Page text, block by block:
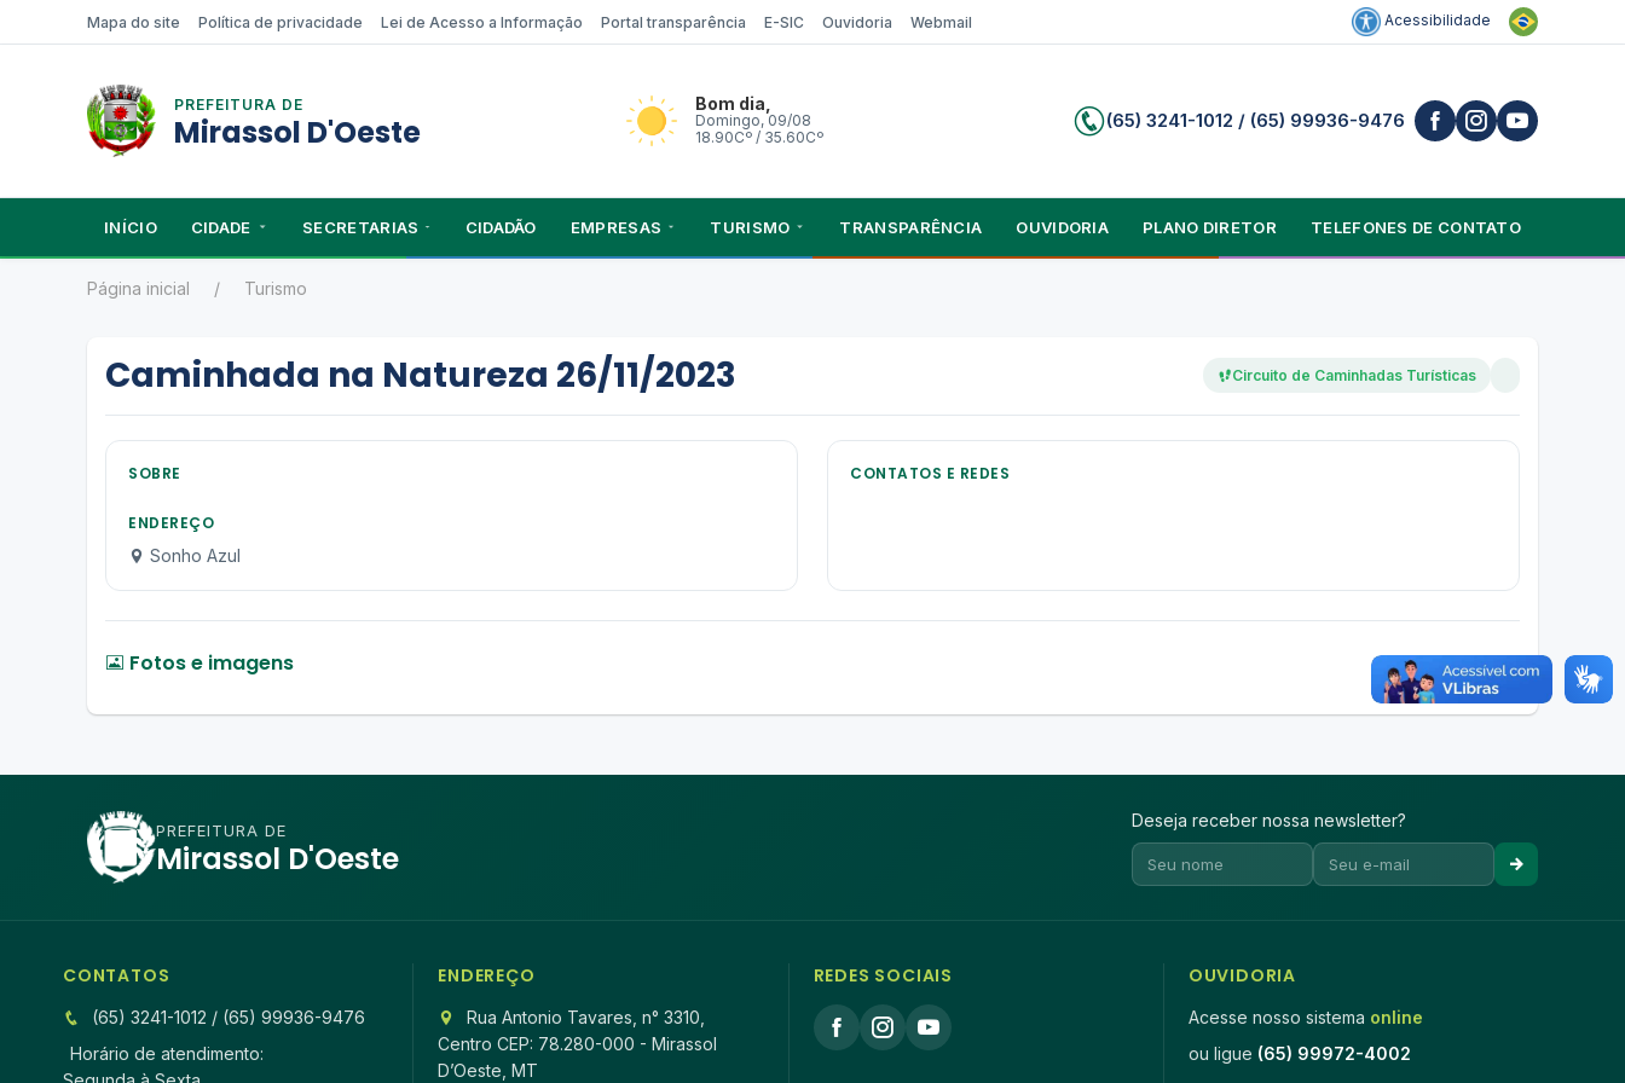
Mapa do site Política de privacidade Lei de Acesso a Informação Portal transparência E-SIC Ouvidoria Webmail Acessibilidade
PREFEITURA DE
Mirassol D'Oeste
Bom dia,
Domingo, 09/08
18.90Cº / 35.60Cº
(65) 3241-1012 / (65) 99936-9476
INÍCIO CIDADE SECRETARIAS CIDADÃO EMPRESAS TURISMO TRANSPARÊNCIA OUVIDORIA PLANO DIRETOR TELEFONES DE CONTATO
Página inicial Turismo
Caminhada na Natureza 26/11/2023 Circuito de Caminhadas Turísticas
SOBRE
ENDEREÇO
Sonho Azul
CONTATOS E REDES
Fotos e imagens
PREFEITURA DE
Mirassol D'Oeste
Deseja receber nossa newsletter?
CONTATOS
(65) 3241-1012 / (65) 99936-9476
Horário de atendimento:
ENDEREÇO
Rua Antonio Tavares, n° 3310,
Centro CEP: 78.280-000 - Mirassol
D’Oeste, MT
REDES SOCIAIS OUVIDORIA
Acesse nosso sistema online
ou ligue (65) 99972-4002